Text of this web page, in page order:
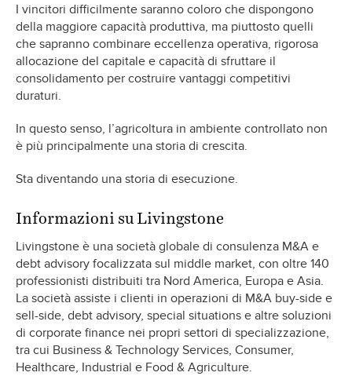
I vincitori difficilmente saranno coloro che dispongono
della maggiore capacità produttiva, ma piuttosto quelli
che sapranno combinare eccellenza operativa, rigorosa
allocazione del capitale e capacità di sfruttare il
consolidamento per costruire vantaggi competitivi
duraturi.
In questo senso, l’agricoltura in ambiente controllato non
è più principalmente una storia di crescita.
Sta diventando una storia di esecuzione.
Informazioni su Livingstone
Livingstone è una società globale di consulenza M&A e
debt advisory focalizzata sul middle market, con oltre 140
professionisti distribuiti tra Nord America, Europa e Asia.
La società assiste i clienti in operazioni di M&A buy-side e
sell-side, debt advisory, special situations e altre soluzioni
di corporate finance nei propri settori di specializzazione,
tra cui Business & Technology Services, Consumer,
Healthcare, Industrial e Food & Agriculture.